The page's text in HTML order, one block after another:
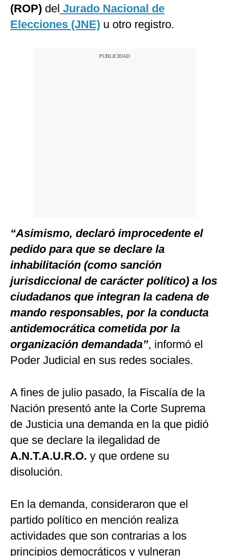
(ROP) del Jurado Nacional de
Elecciones (JNE) u otro registro.
“Asimismo, declaró improcedente el
pedido para que se declare la
inhabilitación (como sanción
jurisdiccional de carácter político) a los
ciudadanos que integran la cadena de
mando responsables, por la conducta
antidemocrática cometida por la
organización demandada”, informó el
Poder Judicial en sus redes sociales.
A fines de julio pasado, la Fiscalía de la
Nación presentó ante la Corte Suprema
de Justicia una demanda en la que pidió
que se declare la ilegalidad de
A.N.T.A.U.R.O. y que ordene su
disolución.
En la demanda, consideraron que el
partido político en mención realiza
actividades que son contrarias a los
principios democráticos y vulneran